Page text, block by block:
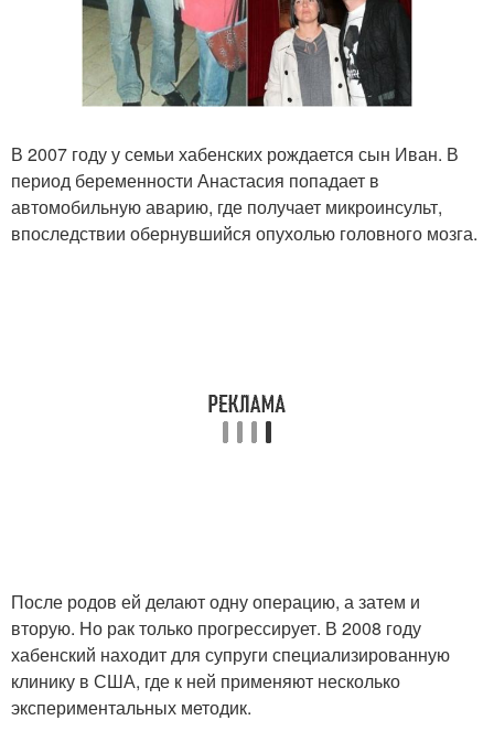
В 2007 году у семьи хабенских рождается сын Иван. В
период беременности Анастасия попадает в
автомобильную аварию, где получает микроинсульт,
впоследствии обернувшийся опухолью головного мозга.
После родов ей делают одну операцию, а затем и
вторую. Но рак только прогрессирует. В 2008 году
хабенский находит для супруги специализированную
клинику в США, где к ней применяют несколько
экспериментальных методик.